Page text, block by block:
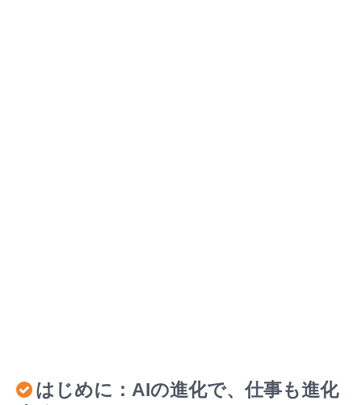
はじめに：AIの進化で、仕事も進化